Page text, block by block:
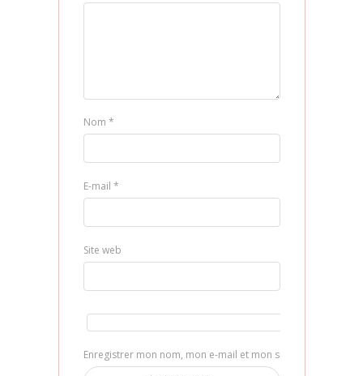
Nom *
E-mail *
Site web
Enregistrer mon nom, mon e-mail et mon site dans le